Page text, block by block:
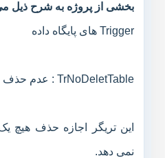
بخشی از پروژه به شرح ذیل
Trigger های پایگاه داده
TrNoDeletTable : عدم حذف جدول
این تریگر اجازه حذف هیچ یک
نمی دهد.